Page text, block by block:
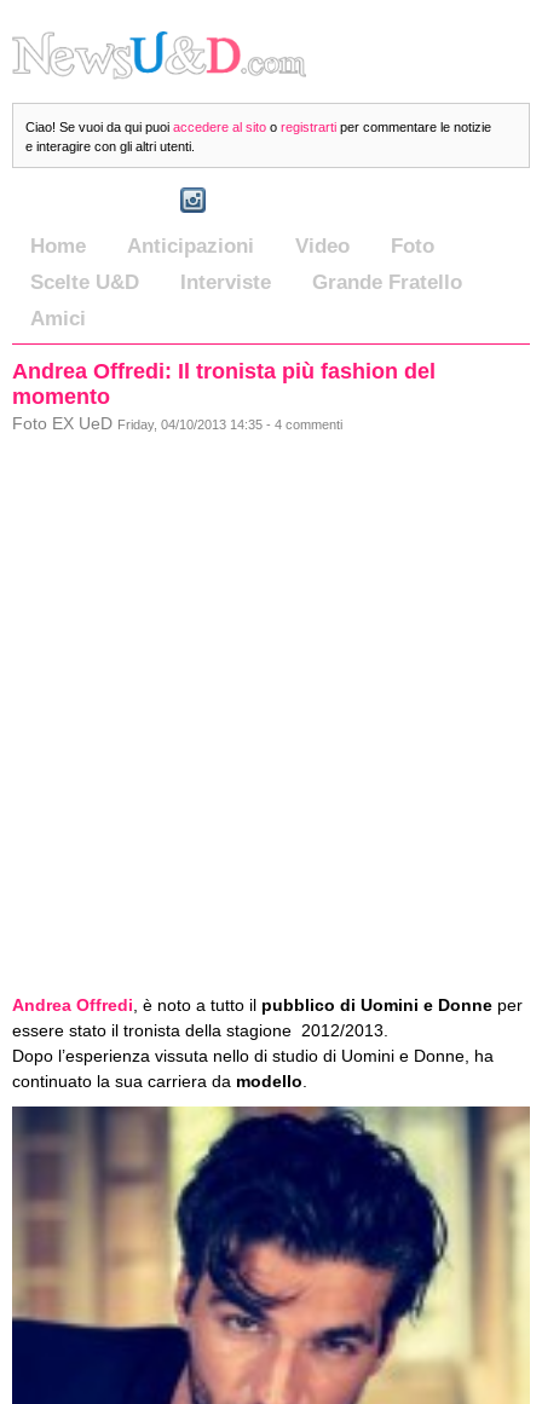
Ciao! Se vuoi da qui puoi accedere al sito o registrarti per commentare le notizie
e interagire con gli altri utenti.
Home Anticipazioni Video
Foto
Scelte U&D
Interviste
Grande Fratello
Amici
Andrea Offredi: Il tronista più fashion del
momento
Foto EX UeD Friday, 04/10/2013 14:35 - 4 commenti
Andrea Offredi , è noto a tutto il pubblico di Uomini e Donne per
essere stato il tronista della stagione 2012/2013.
Dopo l’esperienza vissuta nello di studio di Uomini e Donne, ha
continuato la sua carriera da modello